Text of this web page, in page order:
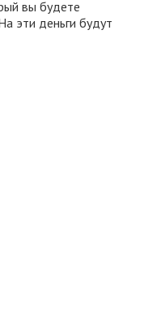
вы будете
эти деньги будут